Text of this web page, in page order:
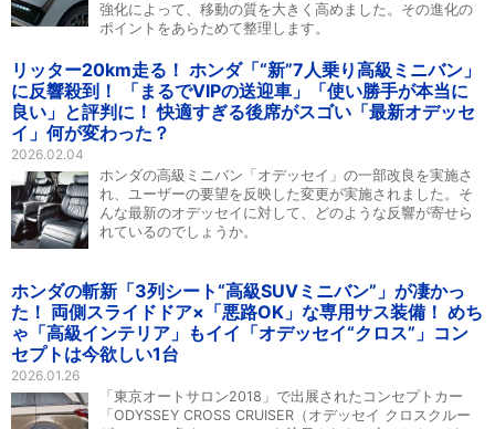
強化によって、移動の質を大きく高めました。その進化の
ポイントをあらためて整理します。
リッター20km走る！ ホンダ「“新”7人乗り高級ミニバン」
に反響殺到！ 「まるでVIPの送迎車」「使い勝手が本当に
良い」と評判に！ 快適すぎる後席がスゴい「最新オデッセ
イ」何が変わった？
2026.02.04
ホンダの高級ミニバン「オデッセイ」の一部改良を実施さ
れ、ユーザーの要望を反映した変更が実施されました。そ
んな最新のオデッセイに対して、どのような反響が寄せら
れているのでしょうか。
ホンダの斬新「3列シート“高級SUVミニバン”」が凄かっ
た！ 両側スライドドア×「悪路OK」な専用サス装備！ めち
ゃ「高級インテリア」もイイ「オデッセイ“クロス”」コン
セプトは今欲しい1台
2026.01.26
「東京オートサロン2018」で出展されたコンセプトカー
「ODYSSEY CROSS CRUISER（オデッセイ クロスクルー